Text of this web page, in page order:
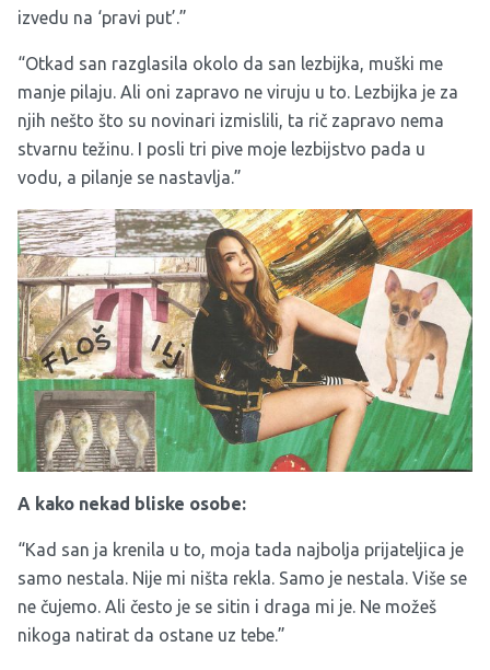
izvedu na ‘pravi put’.”
“Otkad san razglasila okolo da san lezbijka, muški me
manje pilaju. Ali oni zapravo ne viruju u to. Lezbijka je za
njih nešto što su novinari izmislili, ta rič zapravo nema
stvarnu težinu. I posli tri pive moje lezbijstvo pada u
vodu, a pilanje se nastavlja.”
A kako nekad bliske osobe:
“Kad san ja krenila u to, moja tada najbolja prijateljica je
samo nestala. Nije mi ništa rekla. Samo je nestala. Više se
ne čujemo. Ali često je se sitin i draga mi je. Ne možeš
nikoga natirat da ostane uz tebe.”